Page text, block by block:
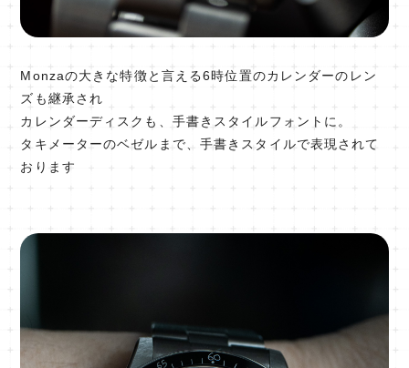
Monzaの大きな特徴と言える6時位置のカレンダーのレン
ズも継承され
カレンダーディスクも、手書きスタイルフォントに。
タキメーターのベゼルまで、手書きスタイルで表現されて
おります